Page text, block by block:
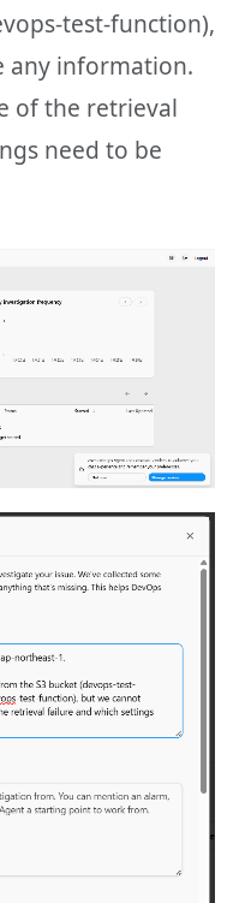
test-function),
any information.
of the retrieval
need to be